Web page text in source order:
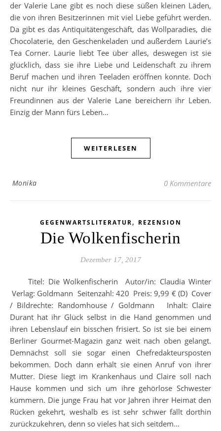
der Valerie Lane gibt es noch diese süßen kleinen Läden,
die von ihren Besitzerinnen mit viel Liebe geführt werden.
Da gibt es das Antiquitätengeschäft, das Wollparadies, die
Chocolaterie, den Geschenkeladen und außerdem Laurie’s
Tea Corner. Laurie liebt Tee über alles, deswegen ist sie
glücklich, dass sie ihre Liebe und Leidenschaft zu ihrem
Beruf machen und ihren Teeladen eröffnen konnte. Doch
nicht nur ihr kleines Geschäft, sondern auch ihre vier
Freundinnen aus der Valerie Lane bereichern ihr Leben.
Einzig der Mann fürs Leben…
WEITERLESEN
Monika 0 Kommentare
GEGENWARTSLITERATUR, REZENSION
Die Wolkenfischerin
Dezember 17, 2017
Titel: Die Wolkenfischerin Autor/in: Claudia Winter
Verlag: Goldmann Seitenzahl: 420 Preis: 9,99 € (D) Cover
/ Bildrechte: Randomhouse / Goldmann Inhalt: Claire
Durant hat ihr Glück selbst in die Hand genommen und
ihren Lebenslauf ein bisschen frisiert. So ist sie bei einem
Berliner Gourmet-Magazin ganz weit nach oben gelangt.
Demnächst soll sie sogar einen Chefredakteursposten
bekommen. Doch dann erhält sie einen Anruf von ihrer
Mutter. Diese liegt im Krankenhaus und Claire soll nach
Hause kommen und sich um ihre gehörlose Schwester
kümmern. Die junge Frau hat vor Jahren ihrer Heimat den
Rücken gekehrt, weshalb es ist sehr schwer fällt dorthin
zurückzukehren, denn so vieles hat sich seitdem…